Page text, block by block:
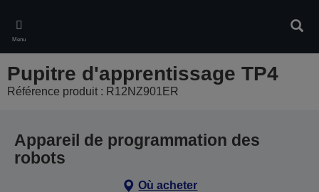
main
content
Menu
Pupitre d'apprentissage TP4
Référence produit : R12NZ901ER
Appareil de programmation des
robots
Où acheter